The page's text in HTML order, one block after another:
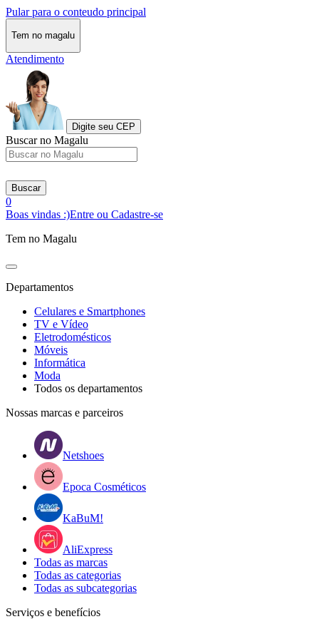
Pular para o conteudo principal
Tem no magalu
Atendimento
Digite seu CEP
Buscar no Magalu
Buscar
0
Boas vindas :)Entre ou Cadastre-se
Tem no Magalu
Departamentos
Celulares e Smartphones
TV e Vídeo
Eletrodomésticos
Móveis
Informática
Moda
Todos os departamentos
Nossas marcas e parceiros
Netshoes
Epoca Cosméticos
KaBuM!
AliExpress
Todas as marcas
Todas as categorias
Todas as subcategorias
Serviços e benefícios